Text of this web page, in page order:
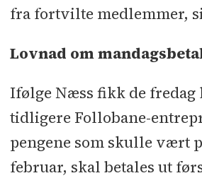
fra fortvilte medlemmer,
Lovnad om
Ifølge Næss fikk de
tidligere Follobane-
pengene som skulle vært
februar, skal betales ut